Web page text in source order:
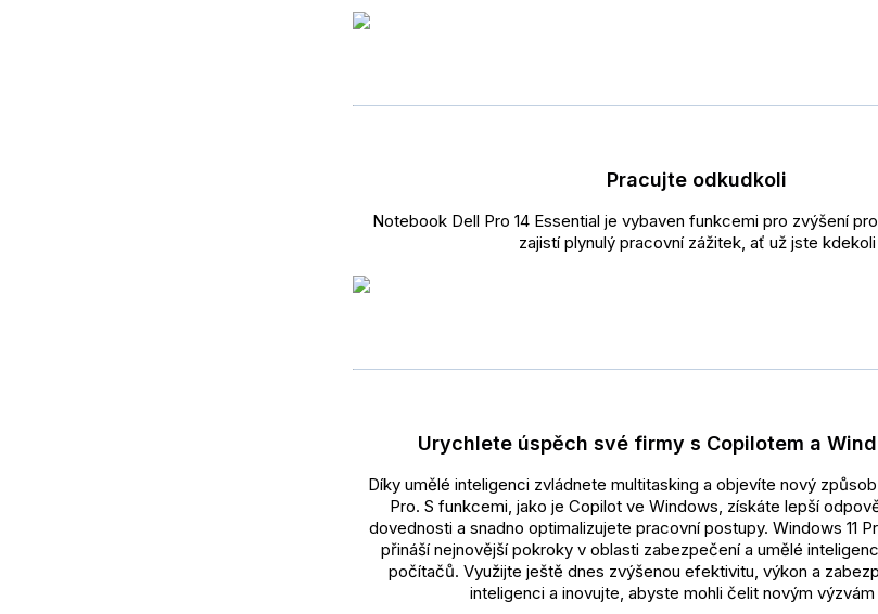
Pracujte odkudkoli
Notebook Dell Pro 14 Essential je vybaven funkcemi pro zvýšení
zajistí plynulý pracovní zážitek, ať už jste kdekoli
Urychlete úspěch své firmy s Copilotem a
Díky umělé inteligenci zvládnete multitasking a objevíte nový
Pro. S funkcemi, jako je Copilot ve Windows, získáte lepší
dovednosti a snadno optimalizujete pracovní postupy. Windows 11
přináší nejnovější pokroky v oblasti zabezpečení a umělé
počítačů. Využijte ještě dnes zvýšenou efektivitu, výkon a
inteligenci a inovujte, abyste mohli čelit novým